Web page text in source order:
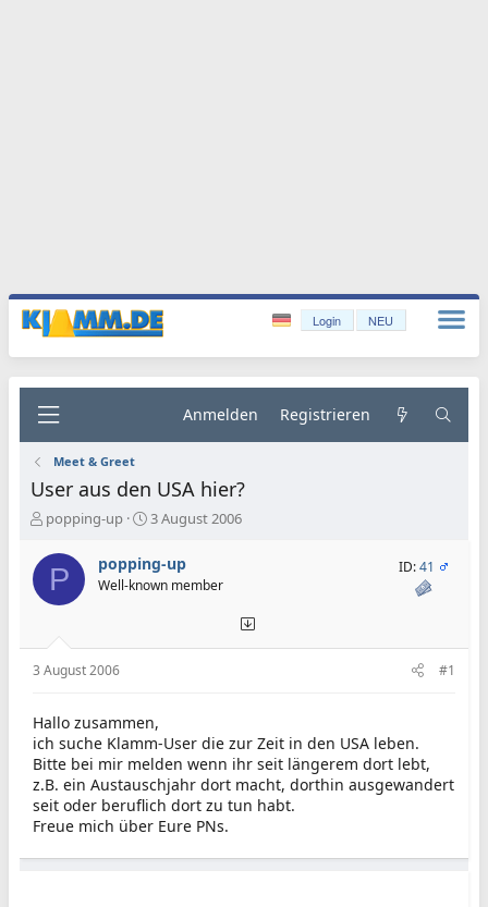
Login NEU
Anmelden Registrieren
Meet & Greet
User aus den USA hier?
E
s
e
e
r
popping-up
E
s
t
e
t
3 August 2006
P popping-up
Well-known member
ID:41
3 August 2006 #1
Hallo zusammen,
ich suche Klamm-User die zur Zeit in den USA leben.
Bitte bei mir melden wenn ihr seit längerem dort lebt,
z.B. ein Austauschjahr dort macht, dorthin ausgewandert
seit oder beruflich dort zu tun habt.
Freue mich über Eure PNs.